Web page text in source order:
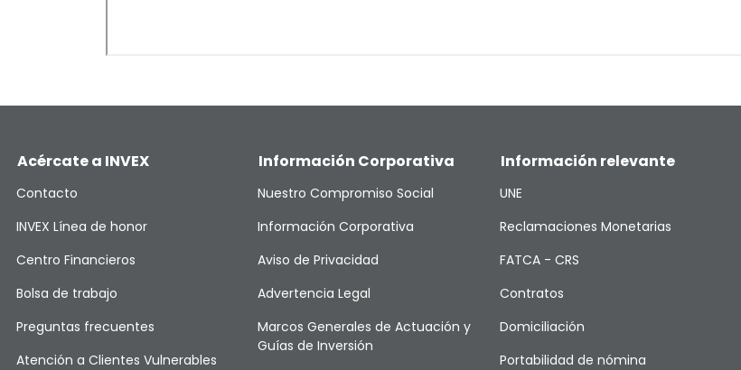
Acércate a INVEX
Contacto
INVEX Línea de honor
Centro Financieros
Bolsa de trabajo
Preguntas frecuentes
Atención a Clientes Vulnerables
Información Corporativa
Nuestro Compromiso Social
Información Corporativa
Aviso de Privacidad
Advertencia Legal
Marcos Generales de Actuación y
Guías de Inversión
Información relevante
UNE
Reclamaciones Monetarias
FATCA - CRS
Contratos
Domiciliación
Portabilidad de nómina